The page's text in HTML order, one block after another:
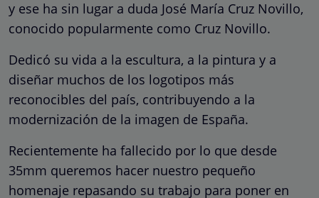
y ese ha sin lugar a duda José María Cruz Novillo,
conocido popularmente como Cruz Novillo.
Dedicó su vida a la escultura, a la pintura y a
diseñar muchos de los logotipos más
reconocibles del país, contribuyendo a la
modernización de la imagen de España.
Recientemente ha fallecido por lo que desde
35mm queremos hacer nuestro pequeño
homenaje repasando su trabajo para poner en